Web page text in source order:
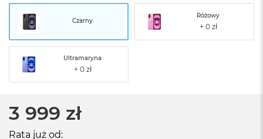
Czarny
Różowy
Ultramaryna
3 999 zł
Rata już od: